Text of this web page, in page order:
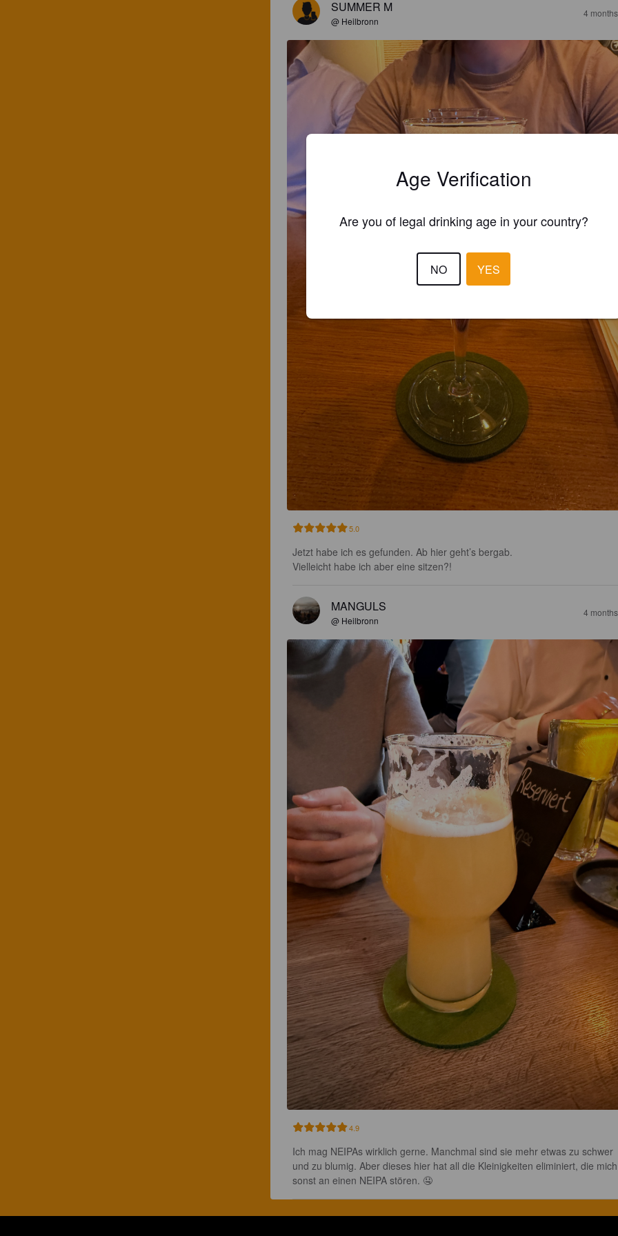
SUMMER M
@ Heilbronn
4
5.0
Jetzt habe ich es gefunden. Ab hier geht’s bergab.
Vielleicht habe ich aber eine sitzen?!
MANGULS
@ Heilbronn
4
4.9
Ich mag NEIPAs wirklich gerne. Manchmal sind sie mehr etwas zu schwer
und zu blumig. Aber dieses hier hat all die Kleinigkeiten eliminiert, die
sonst an einen NEIPA stören. 🤤
Age Verification
Are you of legal drinking age in your country?
NO YES